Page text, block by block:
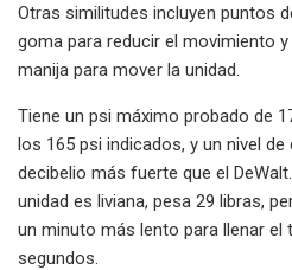
Otras similitudes incluyen puntos
goma para reducir el movimiento
manija para mover la unidad.
Tiene un psi máximo probado de
los 165 psi indicados, y un nivel de
decibelio más fuerte que el
unidad es liviana, pesa 29 libras,
un minuto más lento para llenar el
segundos.